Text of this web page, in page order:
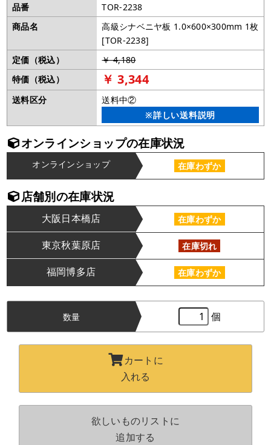
品番
TOR-2238
商品名
高級シナベニヤ板 1.0×600×300mm 1枚
[TOR-2238]
定価（税込）
￥ 4,180
特価（税込）
￥ 3,344
送料区分
送料中②
※詳しい送料説明
オンラインショップの在庫状況
オンラインショップ 在庫わずか
店舗別の在庫状況
大阪日本橋店 在庫わずか
東京秋葉原店 在庫切れ
福岡博多店 在庫わずか
数量 個
カートに
入れる
欲しいものリストに
追加する